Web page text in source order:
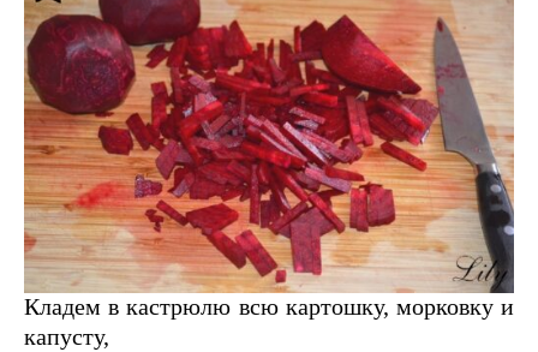
Кладем в кастрюлю всю картошку, морковку и
капусту,